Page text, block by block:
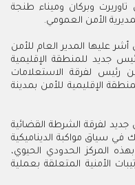
تاوريرت وبركان وميناء طنجة
الأمن العمومي.
عليها المدير العام للأمن
جديد للمنطقة الإقليمية
رئيس لفرقة الاستعلامات
الإقليمية للأمن بمدينة
لفرقة الشرطة القضائية
سياق مواكبة الديناميكية
المركز الحدودي الحيوي،
الأمنية المتعلقة بعملية